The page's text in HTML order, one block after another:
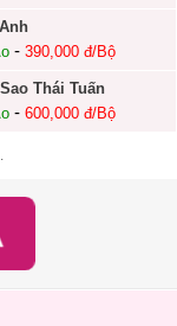
- 390,000 đ/Bộ
Thái Tuấn
- 600,000 đ/Bộ